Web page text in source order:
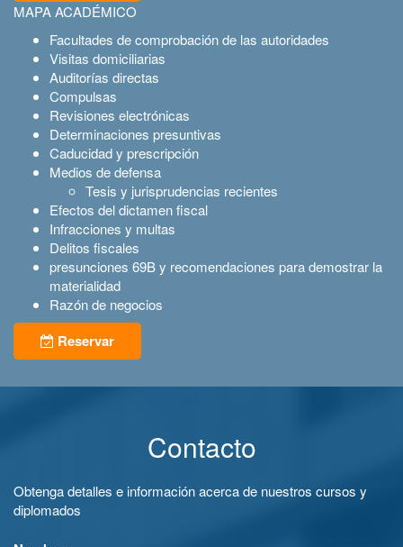
MAPA ACADÉMICO
Facultades de comprobación de las autoridades
Visitas domiciliarias
Auditorías directas
Compulsas
Revisiones electrónicas
Determinaciones presuntivas
Caducidad y prescripción
Medios de defensa
Tesis y jurisprudencias recientes
Efectos del dictamen fiscal
Infracciones y multas
Delitos fiscales
presunciones 69B y recomendaciones para demostrar la
materialidad
Razón de negocios
Reservar
Contacto
Obtenga detalles e información acerca de nuestros cursos y
diplomados